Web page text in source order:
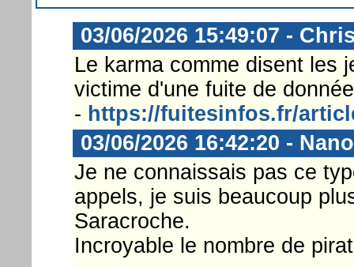
03/06/2026 15:49:07 -
Le karma comme disent les
victime d'une fuite de
- https://fuitesinfos.fr/
03/06/2026 16:42:20 -
Je ne connaissais pas ce
appels, je suis beaucoup
Saracroche.
Incroyable le nombre de